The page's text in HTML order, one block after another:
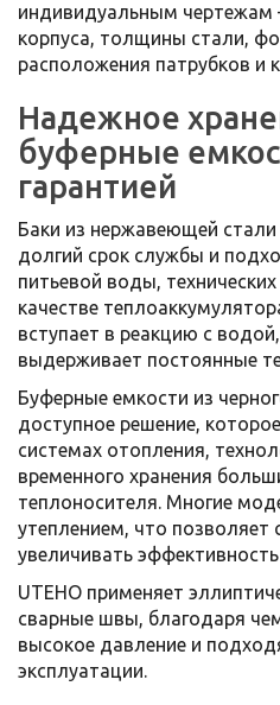
индивидуальным
корпуса, толщины стали,
расположения патрубков и
Надежное
буферные
гарантией
Баки из нержавеющей стали
долгий срок службы и
питьевой воды,
качестве
вступает в реакцию с
выдерживает постоянные
Буферные емкости из
доступное решение,
системах отопления,
временного хранения
теплоносителя. Многие
утеплением, что позволяет
увеличивать
UTEHO применяет
сварные швы, благодаря
высокое давление и
эксплуатации.